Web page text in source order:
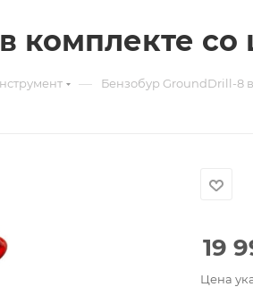
комплекте
— Бензобур GroundDrill-8
19
Цена